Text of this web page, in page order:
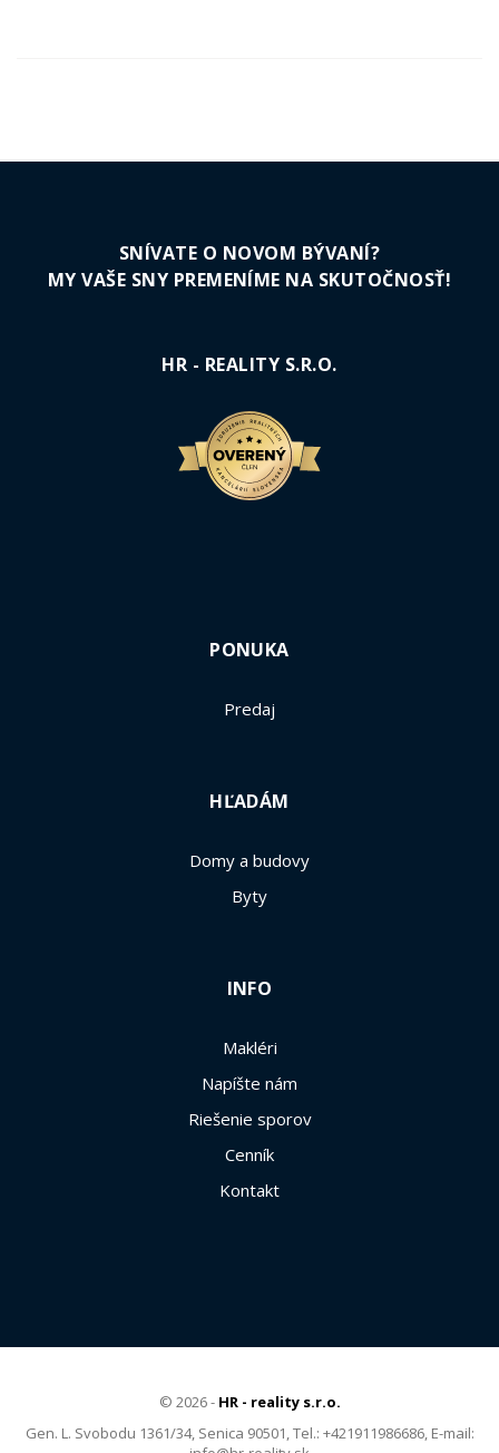
SNÍVATE O NOVOM BÝVANÍ?
MY VAŠE SNY PREMENÍME NA SKUTOČNOSŤ!
HR - REALITY S.R.O.
PONUKA
Predaj
HĽADÁM
Domy a budovy
Byty
INFO
Makléri
Napíšte nám
Riešenie sporov
Cenník
Kontakt
© 2026 - HR - reality s.r.o.
Gen. L. Svobodu 1361/34, Senica 90501, Tel.: +421911986686, E-mail: